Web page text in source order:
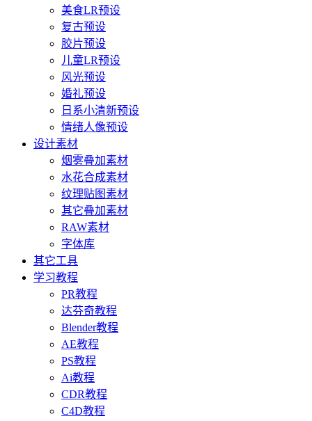
美食LR预设
复古预设
胶片预设
儿童LR预设
风光预设
婚礼预设
日系小清新预设
情绪人像预设
设计素材
烟雾叠加素材
水花合成素材
纹理贴图素材
其它叠加素材
RAW素材
字体库
其它工具
学习教程
PR教程
达芬奇教程
Blender教程
AE教程
PS教程
Ai教程
CDR教程
C4D教程